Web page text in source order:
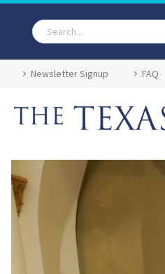
Newsletter Signup FAQ